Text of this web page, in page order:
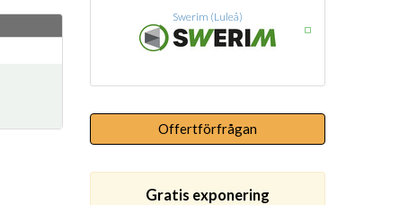
Swerim (Luleå)
Offertförfrågan
Gratis exponering